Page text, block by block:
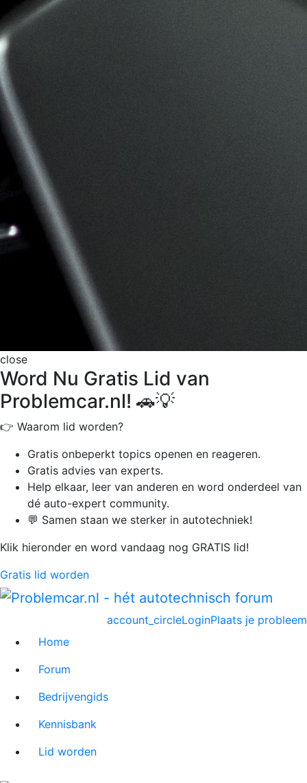
close
Word Nu Gratis Lid van
Problemcar.nl! 🚗💡
👉 Waarom lid worden?
Gratis onbeperkt topics openen en reageren.
Gratis advies van experts.
Help elkaar, leer van anderen en word onderdeel van
dé auto-expert community.
💬 Samen staan we sterker in autotechniek!
Klik hieronder en word vandaag nog GRATIS lid!
Gratis lid worden
Plaats je probleem
account_circleLogin
Home
Forum
Bedrijvengids
Kennisbank
Lid worden